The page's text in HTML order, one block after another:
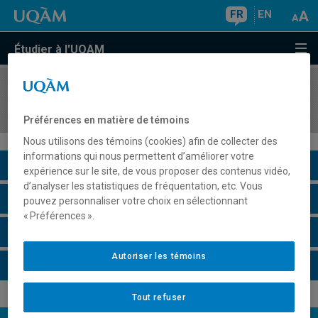
FR EN
Étudier à l'UQAM
COURS//
Description du cours
Horaire - Été 2026
Préférences en matière de témoins
Nous utilisons des témoins (cookies) afin de collecter des
informations qui nous permettent d’améliorer votre
expérience sur le site, de vous proposer des contenus vidéo,
d’analyser les statistiques de fréquentation, etc. Vous
pouvez personnaliser votre choix en sélectionnant
« Préférences ».
Tout refuser
Autoriser les témoins